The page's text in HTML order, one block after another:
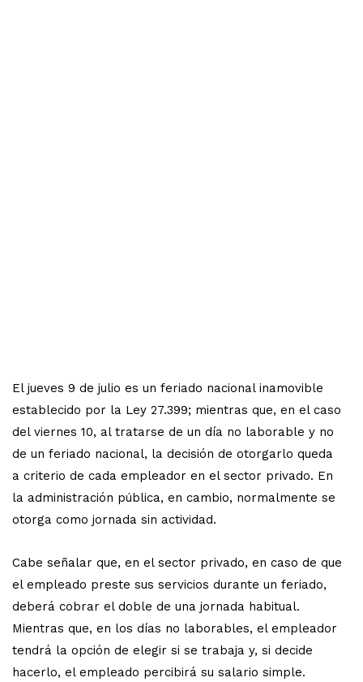
El jueves 9 de julio es un feriado nacional inamovible
establecido por la Ley 27.399; mientras que, en el caso
del viernes 10, al tratarse de un día no laborable y no
de un feriado nacional, la decisión de otorgarlo queda
a criterio de cada empleador en el sector privado. En
la administración pública, en cambio, normalmente se
otorga como jornada sin actividad.
Cabe señalar que, en el sector privado, en caso de que
el empleado preste sus servicios durante un feriado,
deberá cobrar el doble de una jornada habitual.
Mientras que, en los días no laborables, el empleador
tendrá la opción de elegir si se trabaja y, si decide
hacerlo, el empleado percibirá su salario simple.